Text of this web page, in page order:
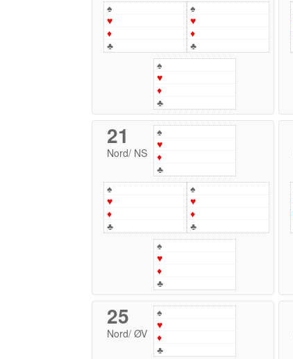
♠
♥
♦
♣
♠
♥
♦
♣
♠
♥
♦
♣
21
Nord/ NS
♠
♥
♦
♣
♠
♥
♦
♣
♠
♥
♦
♣
♠
♥
♦
♣
25
Nord/ØV
♠
♥
♦
♣